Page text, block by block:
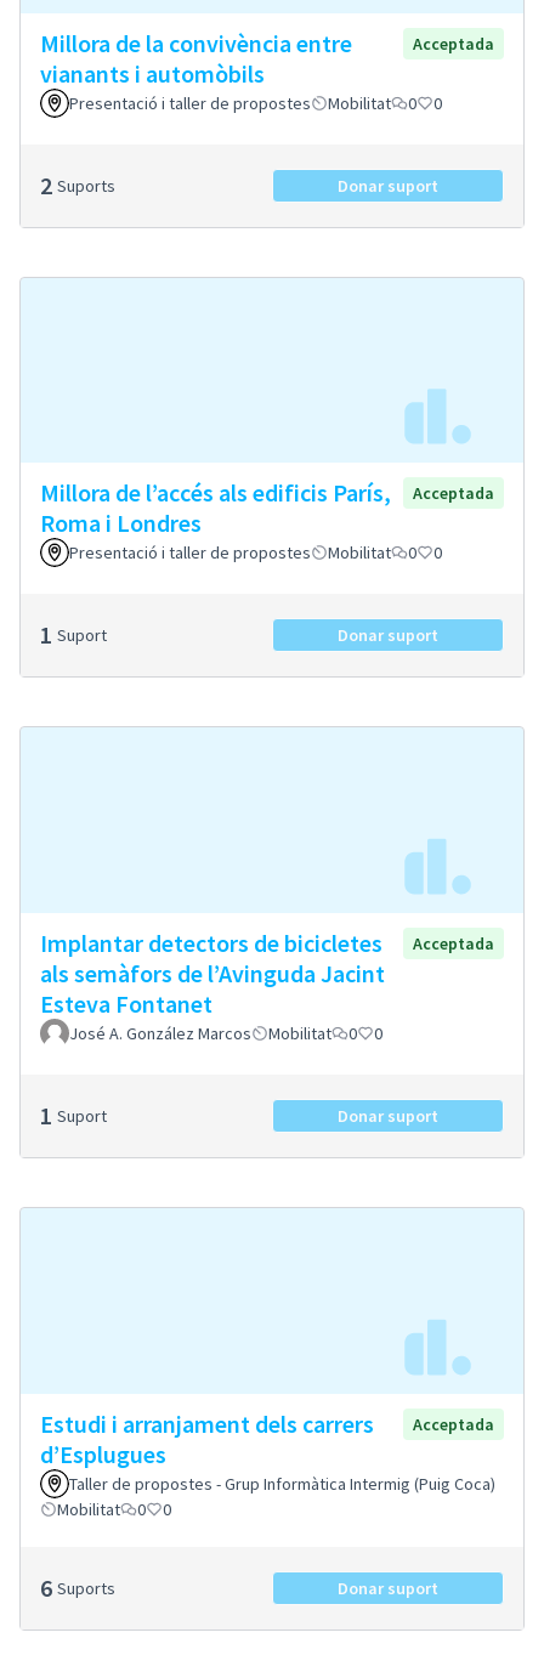
Millora de la convivència entre
vianants i automòbils
Acceptada
Presentació i taller de propostes Mobilitat 0 0
2 Suports Donar suport
Millora de l’accés als edificis París,
Roma i Londres
Acceptada
Presentació i taller de propostes Mobilitat 0 0
1 Suport Donar suport
Implantar detectors de bicicletes
als semàfors de l’Avinguda Jacint
Esteva Fontanet
Acceptada
José A. González Marcos Mobilitat 0 0
1 Suport Donar suport
Estudi i arranjament dels carrers
d’Esplugues
Acceptada
Taller de propostes - Grup Informàtica Intermig (Puig Coca)
Mobilitat
0 0
6 Suports Donar suport